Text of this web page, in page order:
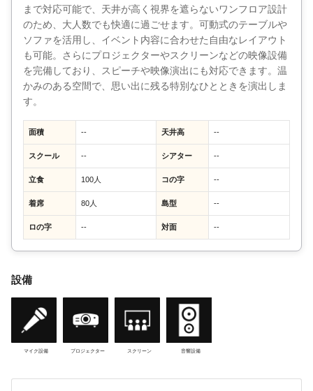
まで対応可能で、天井が高く視界を遮らないワンフロア設計
のため、大人数でも快適に過ごせます。可動式のテーブルや
ソファを活用し、イベント内容に合わせた自由なレイアウト
も可能。さらにプロジェクターやスクリーンなどの映像設備
を完備しており、スピーチや映像演出にも対応できます。温
かみのある空間で、思い出に残る特別なひとときを演出しま
す。
面積 -- 天井高 --
スクール -- シアター --
立食 100人 コの字 --
着席 80人 島型 --
ロの字 -- 対面 --
設備
マイク設備 プロジェクター スクリーン 音響設備